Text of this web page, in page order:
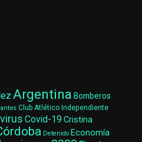
Argentina Bomberos
Club Atlético Independiente
Covid-19 Cristina
Detenido Economía